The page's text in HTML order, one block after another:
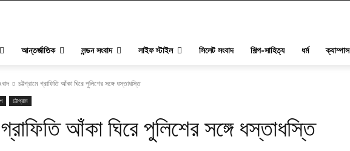
আন্তর্জাতিক লন্ডন সংবাদ লাইফ স্টাইল সিলেট সংবাদ শিল্প-সাহিত্য ধর্ম ক্যাম্পাস
চট্টগ্রামে গ্রাফিতি আঁকা ঘিরে পুলিশের সঙ্গে ধস্তাধস্তি
চট্টগ্রাম
গ্রাফিতি আঁকা ঘিরে পুলিশের সঙ্গে ধস্তাধস্তি